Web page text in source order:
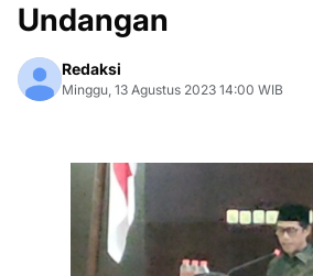
Undangan
Redaksi
Minggu, 13 Agustus 2023 14:00 WIB